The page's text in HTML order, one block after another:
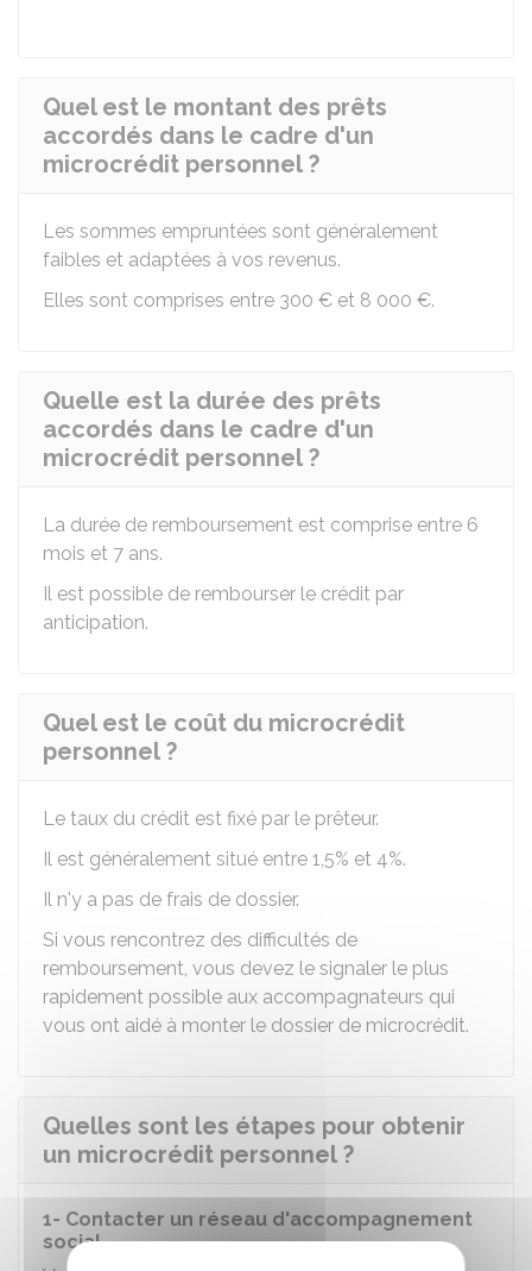
Quel est le montant des prêts
accordés dans le cadre d'un
microcrédit personnel ?
Les sommes empruntées sont généralement
faibles et adaptées à vos revenus.
Elles sont comprises entre 300 € et 8 000 €.
Quelle est la durée des prêts
accordés dans le cadre d'un
microcrédit personnel ?
La durée de remboursement est comprise entre 6
mois et 7 ans.
Il est possible de rembourser le crédit par
anticipation.
Quel est le coût du microcrédit
personnel ?
Le taux du crédit est fixé par le prêteur.
Il est généralement situé entre 1,5% et 4%.
Il n'y a pas de frais de dossier.
Si vous rencontrez des difficultés de
remboursement, vous devez le signaler le plus
rapidement possible aux accompagnateurs qui
vous ont aidé à monter le dossier de microcrédit.
Quelles sont les étapes pour obtenir
un microcrédit personnel ?
1- Contacter un réseau d'accompagnement
social